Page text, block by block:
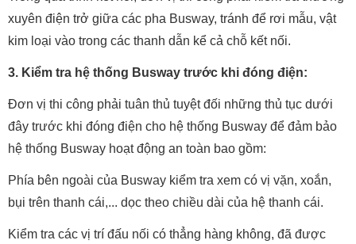
xuyên điện trở giữa các pha Busway, tránh để rơi mẫu, vật
kim loại vào trong các thanh dẫn kể cả chỗ kết nối.
3. Kiểm tra hệ thống Busway trước khi đóng điện:
Đơn vị thi công phải tuân thủ tuyệt đối những thủ tục dưới
đây trước khi đóng điện cho hệ thống Busway để đảm bảo
hệ thống Busway hoạt động an toàn bao gồm:
Phía bên ngoài của Busway kiểm tra xem có vị vặn, xoắn,
bụi trên thanh cái,... dọc theo chiều dài của hệ thanh cái.
Kiểm tra các vị trí đấu nối có thẳng hàng không, đã được